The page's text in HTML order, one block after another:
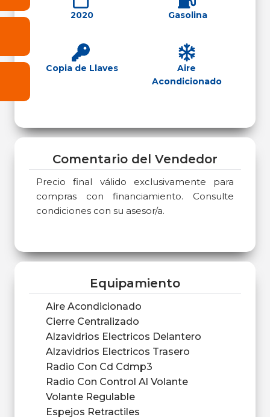
2020 Gasolina
Copia de Llaves
Aire
Acondicionado
Comentario del Vendedor
Precio final válido exclusivamente para
compras con financiamiento. Consulte
condiciones con su asesor/a.
Equipamiento
Aire Acondicionado
Cierre Centralizado
Alzavidrios Electricos Delantero
Alzavidrios Electricos Trasero
Radio Con Cd Cdmp3
Radio Con Control Al Volante
Volante Regulable
Espejos Retractiles